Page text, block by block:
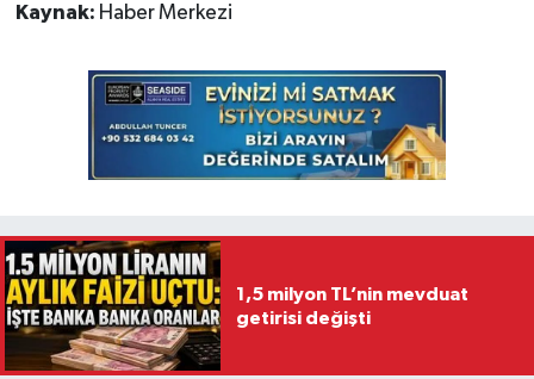
Kaynak: Haber Merkezi
1,5 milyon TL’nin mevduat
getirisi değişti